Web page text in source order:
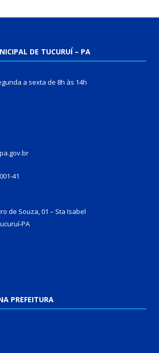
DE TUCURUÍ – PA
a sexta de 8h às 14h
41
de Souza, 01 – Sta Isabel
PA
PREFEITURA